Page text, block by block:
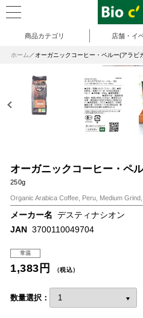
商品カテゴリ 店舗・イ
ホーム オーガニックコーヒー・ペルー(アラビ
オーガニックコーヒー・ペ
250g
Organic Arabica Coffee, Peru, Medium
メーカー名 デスティナシオン
JAN 3700110049704
常温
1,383円 （税込）
数量選択：